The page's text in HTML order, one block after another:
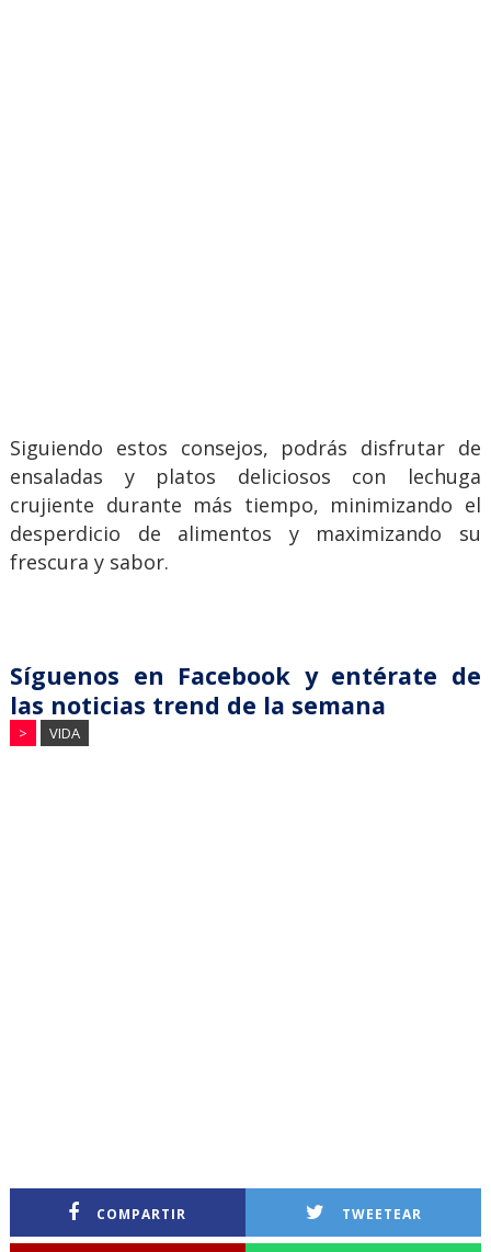
Siguiendo estos consejos, podrás disfrutar de
ensaladas y platos deliciosos con lechuga
crujiente durante más tiempo, minimizando el
desperdicio de alimentos y maximizando su
frescura y sabor.
Síguenos en Facebook y entérate de
las noticias trend de la semana
> VIDA
COMPARTIR TWEETEAR